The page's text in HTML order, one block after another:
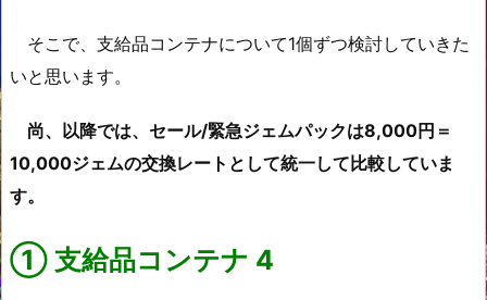
そこで、支給品コンテナについて1個ずつ検討していきた
いと思います。
尚、以降では、セール/緊急ジェムパックは8,000円＝
10,000ジェムの交換レートとして統一して 比較していま
す。
① 支給品コンテナ 4